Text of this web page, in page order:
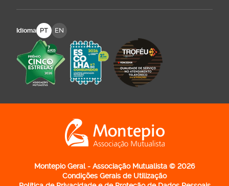
Idioma PT EN
Logo Montepio Associação Mutualista -
Montepio Geral - Associação Mutualista © 2026
Condições Gerais de Utilização